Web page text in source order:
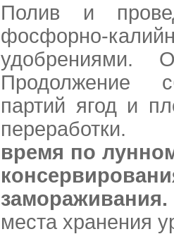
Полив и
фосфорно-
удобрениями.
Продолжение
партий ягод и
время по
замораживания.
места хранения